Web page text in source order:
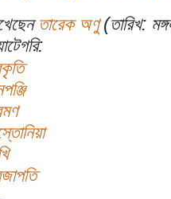
তারেক অণু(তারিখ: